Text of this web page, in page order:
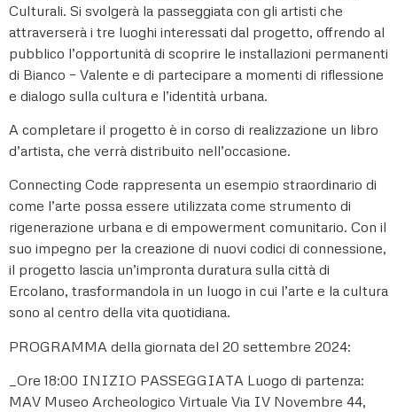
Culturali. Si svolgerà la passeggiata con gli artisti che
attraverserà i tre luoghi interessati dal progetto, offrendo al
pubblico l’opportunità di scoprire le installazioni permanenti
di Bianco – Valente e di partecipare a momenti di riflessione
e dialogo sulla cultura e l’identità urbana.
A completare il progetto è in corso di realizzazione un libro
d’artista, che verrà distribuito nell’occasione.
Connecting Code rappresenta un esempio straordinario di
come l’arte possa essere utilizzata come strumento di
rigenerazione urbana e di empowerment comunitario. Con il
suo impegno per la creazione di nuovi codici di connessione,
il progetto lascia un’impronta duratura sulla città di
Ercolano, trasformandola in un luogo in cui l’arte e la cultura
sono al centro della vita quotidiana.
PROGRAMMA della giornata del 20 settembre 2024:
_Ore 18:00 INIZIO PASSEGGIATA Luogo di partenza:
MAV Museo Archeologico Virtuale Via IV Novembre 44,